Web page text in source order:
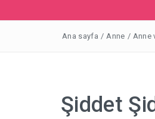
Ana sayfa / Anne / Anne
Şiddet